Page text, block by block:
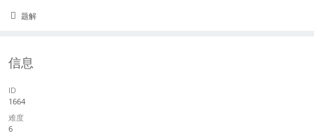
题解
信息
ID
1664
难度
6